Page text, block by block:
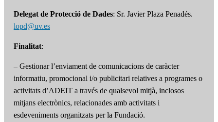
Delegat de Protecció de Dades: Sr. Javier Plaza Penadés.
lopd@uv.es
Finalitat:
– Gestionar l’enviament de comunicacions de caràcter
informatiu, promocional i/o publicitari relatives a programes o
activitats d’ADEIT a través de qualsevol mitjà, inclosos
mitjans electrònics, relacionades amb activitats i
esdeveniments organitzats per la Fundació.